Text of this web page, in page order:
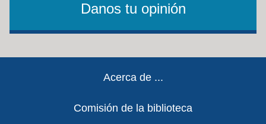
Danos tu opinión
Acerca de ...
Comisión de la biblioteca